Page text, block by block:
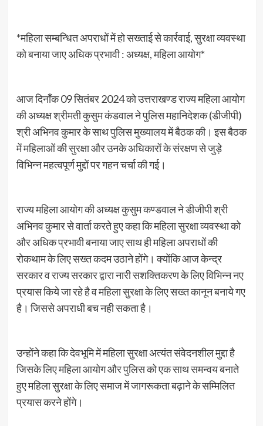
*महिला सम्बन्धित अपराधों में हो सख्ताई से कार्रवाई, सुरक्षा व्यवस्था
को बनाया जाए अधिक प्रभावी : अध्यक्ष, महिला आयोग*
आज दिनाँक 09 सितंबर 2024 को उत्तराखण्ड राज्य महिला आयोग
की अध्यक्ष श्रीमती कुसुम कंडवाल ने पुलिस महानिदेशक (डीजीपी)
श्री अभिनव कुमार के साथ पुलिस मुख्यालय में बैठक की। इस बैठक
में महिलाओं की सुरक्षा और उनके अधिकारों के संरक्षण से जुड़े
विभिन्न महत्वपूर्ण मुद्दों पर गहन चर्चा की गई।
राज्य महिला आयोग की अध्यक्ष कुसुम कण्डवाल ने डीजीपी श्री
अभिनव कुमार से वार्ता करते हुए कहा कि महिला सुरक्षा व्यवस्था को
और अधिक प्रभावी बनाया जाए साथ ही महिला अपराधों की
रोकथाम के लिए सख्त कदम उठाने होंगे। क्योंकि आज केन्द्र
सरकार व राज्य सरकार द्वारा नारी सशक्तिकरण के लिए विभिन्न नए
प्रयास किये जा रहे है व महिला सुरक्षा के लिए सख्त कानून बनाये गए
है। जिससे अपराधी बच नही सकता है।
उन्होंने कहा कि देवभूमि में महिला सुरक्षा अत्यंत संवेदनशील मुद्दा है
जिसके लिए महिला आयोग और पुलिस को एक साथ समन्वय बनाते
हुए महिला सुरक्षा के लिए समाज में जागरूकता बढ़ाने के सम्मिलित
प्रयास करने होंगे।